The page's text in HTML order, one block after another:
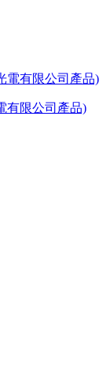
有限公司產品)